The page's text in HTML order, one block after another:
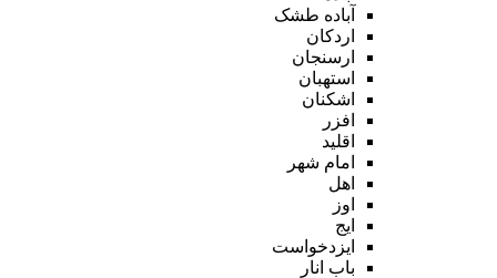
آباده طشک
اردکان
ارسنجان
استهبان
اشکنان
افزر
اقلید
امام شهر
اهل
اوز
ایج
ایزدخواست
باب انار